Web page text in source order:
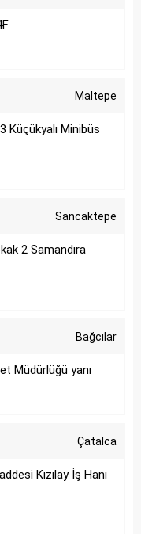
Maltepe
Küçükyalı Minibüs
Sancaktepe
2 Samandıra
Bağcılar
Müdürlüğü yanı
Çatalca
Kızılay İş Hanı